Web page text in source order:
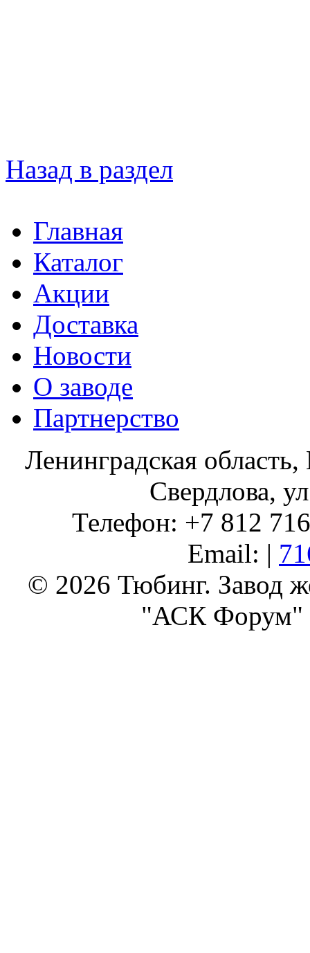
Назад в раздел
Главная
Каталог
Акции
Доставка
Новости
О заводе
Партнерство
Ленинградская
Свердлова,
Телефон: +7 812
Email: |
© 2026 Тюбинг. Завод
"АСК Форум"